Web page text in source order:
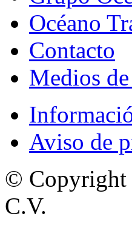
Océano
Contacto
Medios
Aviso de
© Copyright
C.V.